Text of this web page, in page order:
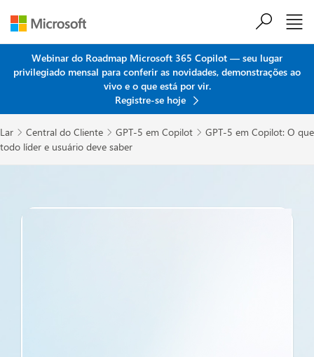
Webinar do Roadmap Microsoft 365 Copilot — seu lugar
privilegiado mensal para conferir as novidades, demonstrações ao
vivo e o que está por vir.
Registre-se hoje
Lar  Central do Cliente  GPT-5 em Copilot  GPT-5 em Copilot: O que
todo líder e usuário deve saber